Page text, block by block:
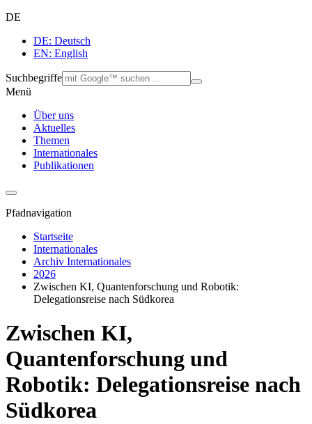
DE
DE: Deutsch
EN: English
Suchbegriffe
Menü
Über uns
Aktuelles
Themen
Internationales
Publikationen
Pfadnavigation
Startseite
Internationales
Archiv Internationales
2026
Zwischen KI, Quantenforschung und Robotik:
Delegationsreise nach Südkorea
Zwischen KI,
Quantenforschung und
Robotik: Delegationsreise nach
Südkorea